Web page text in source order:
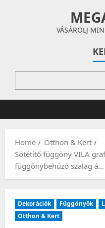
VÁSÁROLJ
Home
Otthon & Kert
Sötétítő függöny VILA
függönybehúzó szalag á…
Dekorációk Függönyök
Otthon & Kert